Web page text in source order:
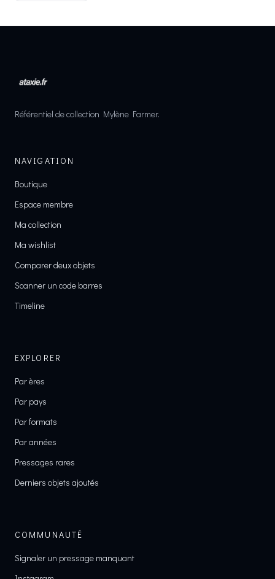
Référentiel de collection Mylène Farmer.
NAVIGATION
Boutique
Espace membre
Ma collection
Ma wishlist
Comparer deux objets
Scanner un code barres
Timeline
EXPLORER
Par ères
Par pays
Par formats
Par années
Pressages rares
Derniers objets ajoutés
COMMUNAUTÉ
Signaler un pressage manquant